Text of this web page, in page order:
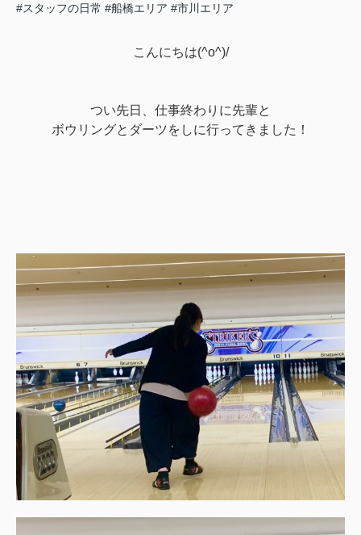
#スタッフの日常 #船橋エリア #市川エリア
こんにちは(^o^)/
つい先日、仕事終わりに先輩と
ボウリングとダーツを しに行ってきました！